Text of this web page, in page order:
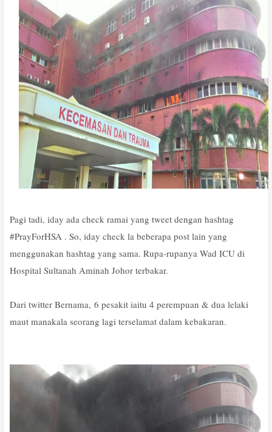
Pagi tadi, iday ada check ramai yang tweet dengan hashtag
#PrayForHSA . So, iday check la beberapa post lain yang
menggunakan hashtag yang sama. Rupa-rupanya Wad ICU di
Hospital Sultanah Aminah Johor terbakar.
Dari twitter Bernama, 6 pesakit iaitu 4 perempuan & dua lelaki
maut manakala seorang lagi terselamat dalam kebakaran.